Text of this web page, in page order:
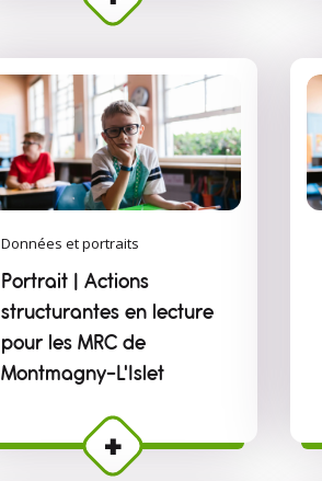
Données et portraits
Portrait | Actions
structurantes en lecture
pour les MRC de
Montmagny–L'Islet